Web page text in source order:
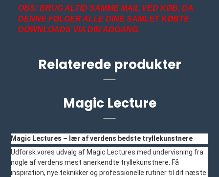
OBS: BRUG ALTID SAMME MAIL VED KØB, DA
DENNE FØLGER ALLE DINE SAMLET KØBTE
DOWNLOADS VIA DIN ADGANG.
Relaterede produkter
Magic Lecture
Magic Lectures – lær af verdens bedste tryllekunstnere
Udforsk vores udvalg af Magic Lectures med undervisning fra
nogle af verdens mest anerkendte tryllekunstnere. Få
inspiration, nye teknikker og professionelle rutiner til dit næste